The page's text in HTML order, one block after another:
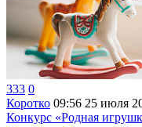
333 0
Коротко 09:56 25 июля
Конкурс «Родная